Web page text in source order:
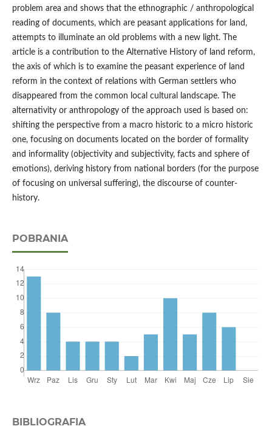
problem area and shows that the ethnographic / anthropological
reading of documents, which are peasant applications for land,
attempts to illuminate an old problems with a new light. The
article is a contribution to the Alternative History of land reform,
the axis of which is to examine the peasant experience of land
reform in the context of relations with German settlers who
disappeared from the common local cultural landscape. The
alternativity or anthropology of the approach used is based on:
shifting the perspective from a macro historic to a micro historic
one, focusing on documents located on the border of formality
and informality (objectivity and subjectivity, facts and sphere of
emotions), deriving history from national borders (for the purpose
of focusing on universal suffering), the discourse of counter-
history.
POBRANIA
BIBLIOGRAFIA